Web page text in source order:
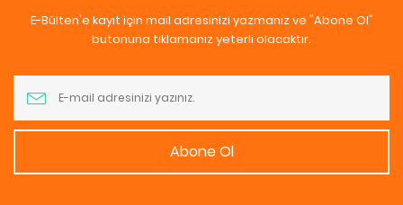
E-Bülten'e kayıt için mail adresinizi yazmanız ve "Abone Ol"
butonuna tıklamanız yeterli olacaktır.
Abone Ol